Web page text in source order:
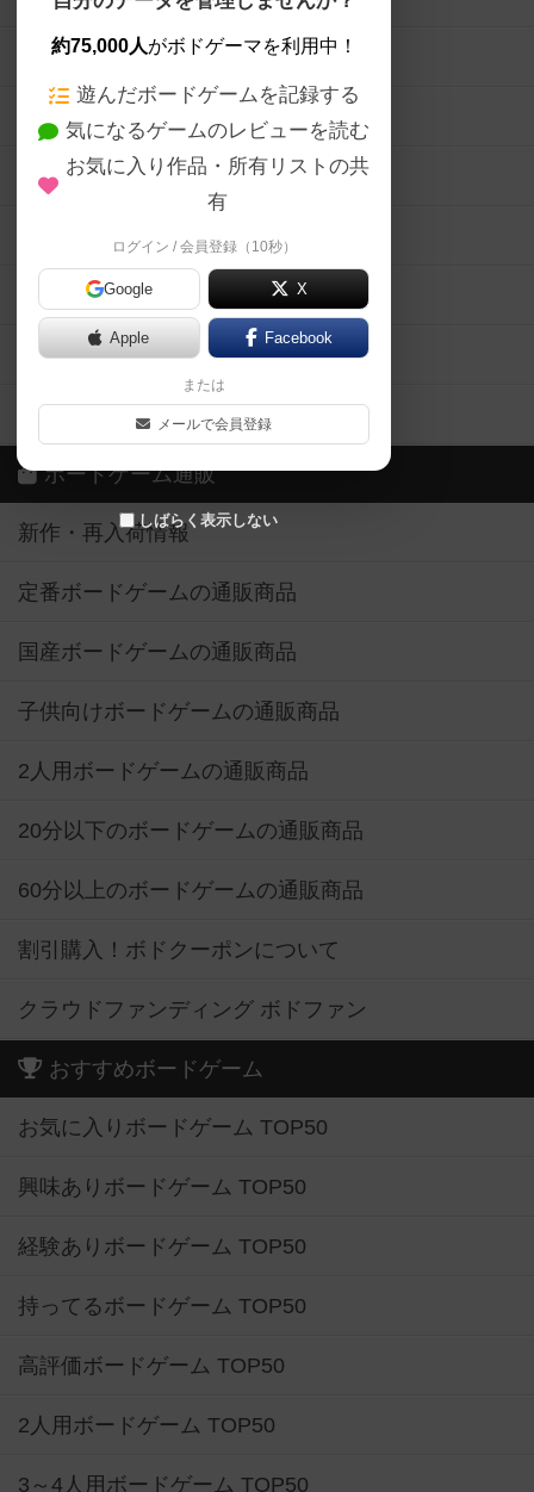
約75,000人がボドゲーマを利用中！
遊んだボードゲームを記録する
気になるゲームのレビューを読む
お気に入り作品・所有リストの共
有
ログイン / 会員登録（10秒）
Google X
Apple Facebook
または
メールで会員登録
しばらく表示しない
ボードゲームの新着レビュー
ボードゲーム会情報
メカニクス特集
掲示板・トピックス
ボドとも・会員一覧
ボードゲーム業界コラム
ボドゲーマご利用案内
ボードゲーム通販
新作・再入荷情報
定番ボードゲームの通販商品
国産ボードゲームの通販商品
子供向けボードゲームの通販商品
2人用ボードゲームの通販商品
20分以下のボードゲームの通販商品
60分以上のボードゲームの通販商品
割引購入！ボドクーポンについて
クラウドファンディング ボドファン
おすすめボードゲーム
お気に入りボードゲーム TOP50
興味ありボードゲーム TOP50
経験ありボードゲーム TOP50
持ってるボードゲーム TOP50
高評価ボードゲーム TOP50
2人用ボードゲーム TOP50
3～4人用ボードゲーム TOP50